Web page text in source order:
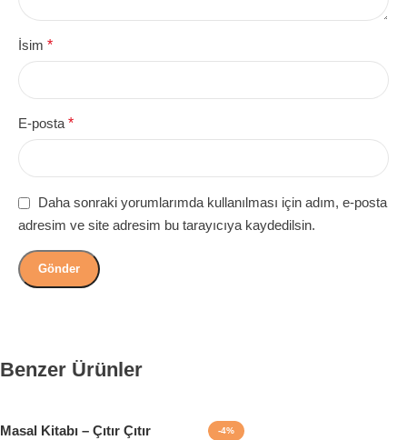
İsim *
E-posta *
Daha sonraki yorumlarımda kullanılması için adım, e-posta
adresim ve site adresim bu tarayıcıya kaydedilsin.
Benzer Ürünler
Masal Kitabı – Çıtır Çıtır
-4%